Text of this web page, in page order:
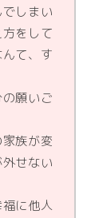
しまい
をして
て、す
願いご
族が変
せない
に他人